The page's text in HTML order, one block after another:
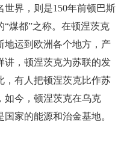
界，则是150年前顿巴斯
煤都”之称。在顿涅茨克
地运到欧洲各个地方，产
讲，顿涅茨克为苏联的发
，有人把顿涅茨克比作苏
如今，顿涅茨克在乌克
家的能源和治金基地。